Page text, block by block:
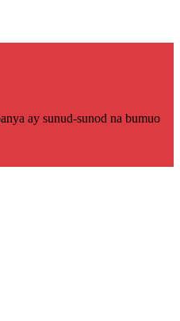
ay sunud-sunod na bumuo